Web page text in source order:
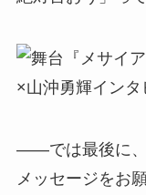
――では最後に、
メッセージをお